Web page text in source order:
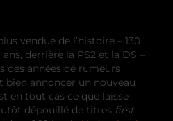
vendue de l’histoire – 130
derrière la PS2 et la DS –
des années de rumeurs
bien annoncer un nouveau
en tout cas ce que laisse
dépouillé de titres first